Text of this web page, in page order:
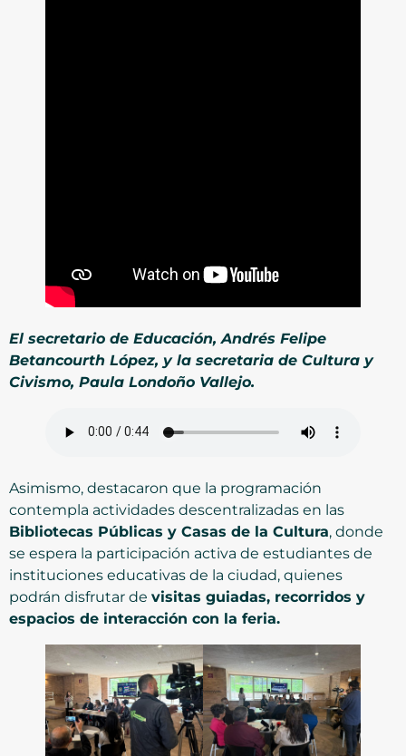
El secretario de Educación, Andrés Felipe
Betancourth López, y la secretaria de Cultura y
Civismo, Paula Londoño Vallejo.
Asimismo, destacaron que la programación
contempla actividades descentralizadas en las
Bibliotecas Públicas y Casas de la Cultura, donde
se espera la participación activa de estudiantes de
instituciones educativas de la ciudad, quienes
podrán disfrutar de visitas guiadas, recorridos y
espacios de interacción con la feria.